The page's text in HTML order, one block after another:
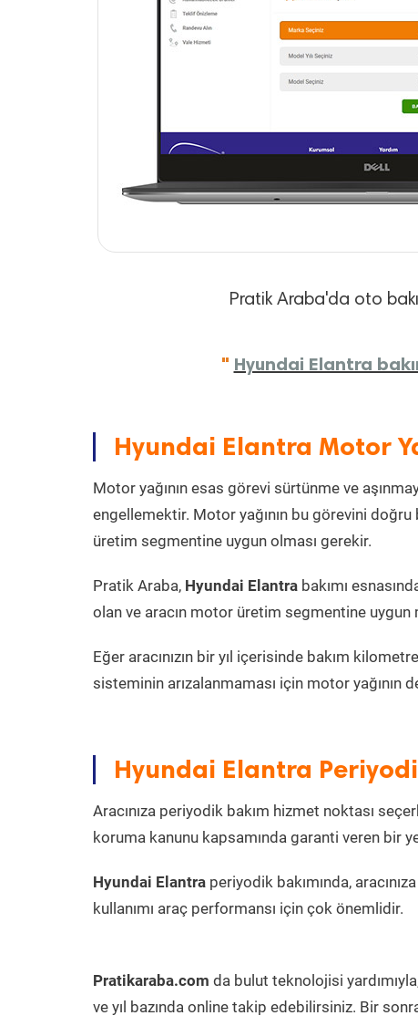
Pratik Araba'da oto
" Hyundai Elantra
Hyundai Elantra Motor
Motor yağının esas görevi sürtünme ve
engellemektir. Motor yağının bu görevini
üretim segmentine uygun olması gerekir.
Pratik Araba, Hyundai Elantra bakımı
olan ve aracın motor üretim segmentine uygun
Eğer aracınızın bir yıl içerisinde bakım
sisteminin arızalanmaması için motor yağının
Hyundai Elantra
Aracınıza periyodik bakım hizmet noktası
koruma kanunu kapsamında garanti veren bir
Hyundai Elantra periyodik bakımında,
kullanımı araç performansı için çok önemlidir.
Pratikaraba.com da bulut teknolojisi
ve yıl bazında online takip edebilirsiniz. Bir